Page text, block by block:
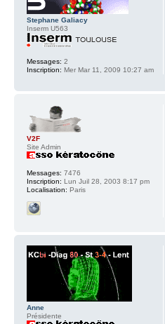
Stephane Galiacy
Inserm U563
Messages: 2
Inscription: Mer Mar 11, 2009 10:27 am
V2F
Site Admin
Messages: 7476
Inscription: Lun Juil 28, 2003 8:17 pm
Localisation: Paris
Anne
Présidente